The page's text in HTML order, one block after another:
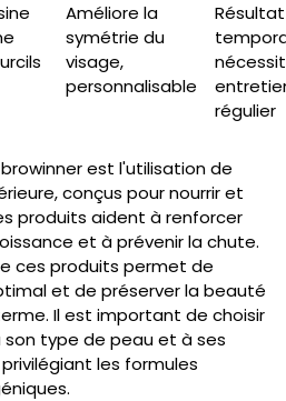
Améliore la
symétrie du
visage,
personnalisable
Résultat
régulier
est l'utilisation de
conçus pour nourrir et
produits aident à renforcer
et à prévenir la chute.
ces produits permet de
et de préserver la beauté
Il est important de choisir
type de peau et à ses
les formules